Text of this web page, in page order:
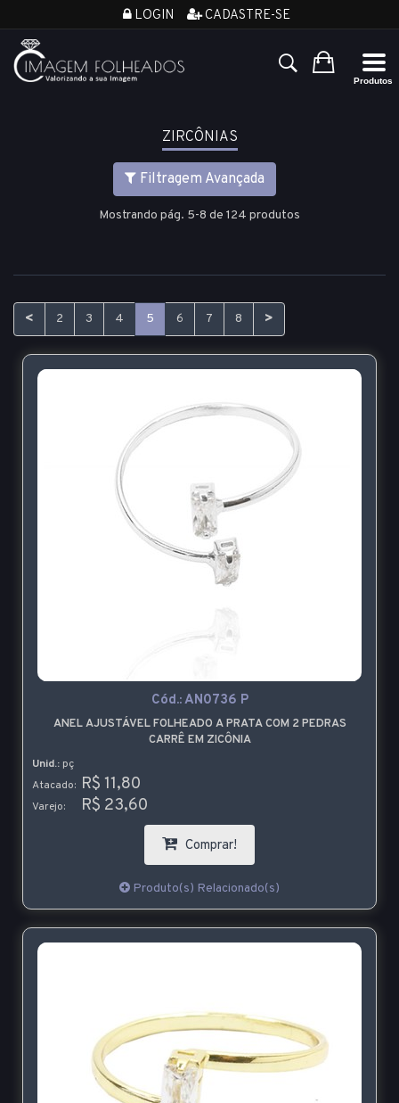
LOGIN CADASTRE-SE
ZIRCÔNIAS
Filtragem Avançada
Mostrando pág. 5-8 de 124 produtos
< 2 3 4 5 6 7 8 >
Cód.:AN0736 P
ANEL AJUSTÁVEL FOLHEADO A PRATA COM 2 PEDRAS
CARRÊ EM ZICÔNIA
Unid.: pç
Atacado: R$ 11,80
Varejo: R$ 23,60
Comprar!
Produto(s) Relacionado(s)